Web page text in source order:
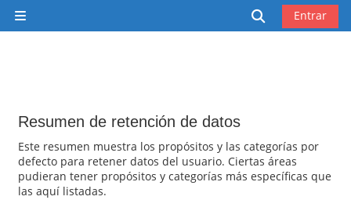
Panel lateral
Selector de
Entrar
Resumen de retención de datos
Este resumen muestra los propósitos y las categorías por
defecto para retener datos del usuario. Ciertas áreas
pudieran tener propósitos y categorías más específicas que
las aquí listadas.